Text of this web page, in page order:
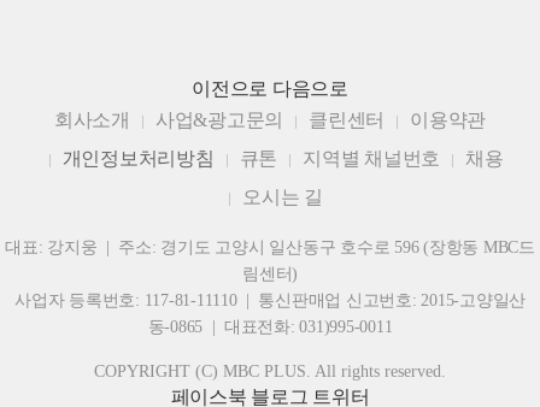
이전으로 다음으로
회사소개
사업&광고문의 클린센터
이용약관
개인정보처리방침
큐톤 지역별 채널번호
채용
오시는 길
대표: 강지웅 | 주소: 경기도 고양시 일산동구 호수로 596 (장항동 MBC드
림센터)
사업자 등록번호: 117-81-11110 | 통신판매업 신고번호: 2015-고양일산
동-0865 | 대표전화: 031)995-0011
COPYRIGHT (C) MBC PLUS. All rights reserved.
페이스북 블로그 트위터